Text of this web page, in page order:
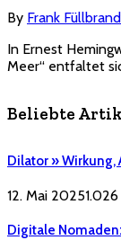
By Frank
In Ernest
Meer“ entfaltet
Beliebte
Dilator » Wirkung,
12. Mai 20251.026
Digitale